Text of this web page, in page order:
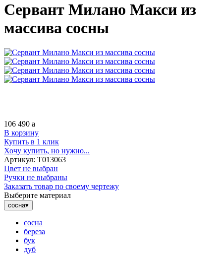
Сервант Милано Макси из
массива сосны
106 490 a
В корзину
Купить в 1 клик
Хочу купить, но нужно...
Артикул: Т013063
Цвет не выбран
Ручки не выбраны
Заказать товар по своему чертежу
Выберите материал
сосна▾
сосна
береза
бук
дуб